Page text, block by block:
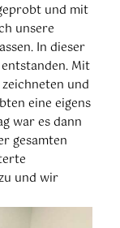
und mit
unsere
In dieser
Mit
und
eine eigens
war es dann
gesamten
und wir